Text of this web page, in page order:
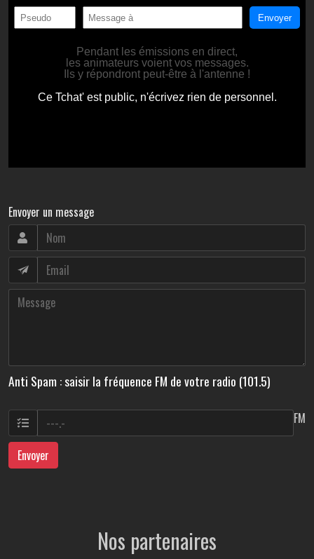
Envoyer un message
Anti Spam : saisir la fréquence FM de votre radio (101.5)
FM
Envoyer
Nos partenaires